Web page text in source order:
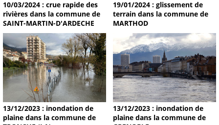
10/03/2024 : crue rapide des
rivières dans la commune de
SAINT-MARTIN-D'ARDECHE
19/01/2024 : glissement de
terrain dans la commune de
MARTHOD
13/12/2023 : inondation de
plaine dans la commune de
13/12/2023 : inondation de
plaine dans la commune de